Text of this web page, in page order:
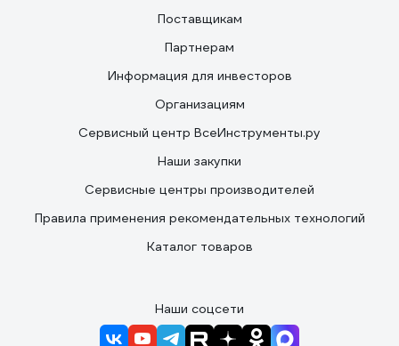
Поставщикам
Партнерам
Информация для инвесторов
Организациям
Сервисный центр ВсеИнструменты.ру
Наши закупки
Сервисные центры производителей
Правила применения рекомендательных технологий
Каталог товаров
Наши соцсети